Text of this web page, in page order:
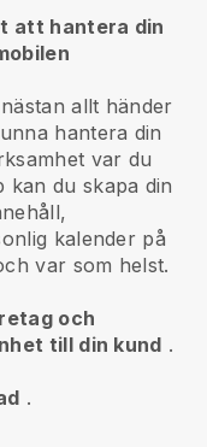
att hantera din
allt händer
hantera din
var du
kan du skapa din
kalender på
var som helst.
och
till din kund .
.